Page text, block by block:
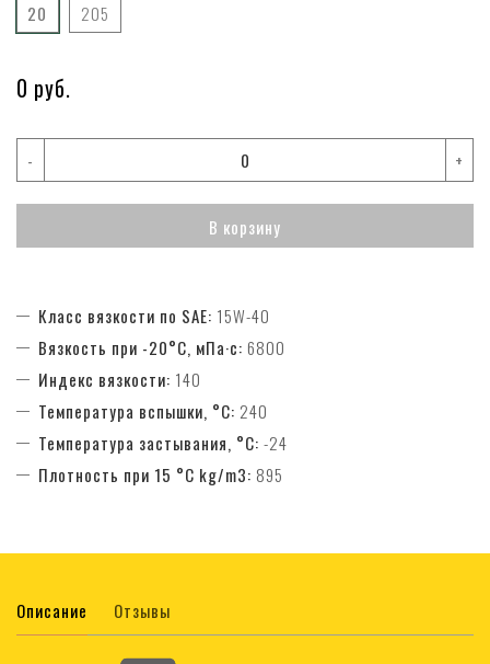
20 205
0 руб.
- +
В корзину
Класс вязкости по SAE: 15W-40
Вязкость при -20°С, мПа·с: 6800
Индекс вязкости: 140
Температура вспышки, °C: 240
Температура застывания, °C: -24
Плотность при 15 °C kg/m3: 895
Описание Отзывы